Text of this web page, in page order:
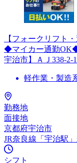
【フォークリフト
◆マイカー通勤
宇治市】ＡＪ338-2-1
軽作業・製造
勤務地
面接地
京都府宇治市
JR奈良線「宇治駅
シフト